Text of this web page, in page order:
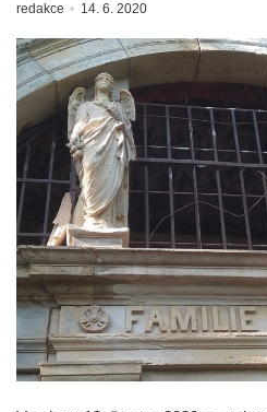
redakce 14. 6. 2020